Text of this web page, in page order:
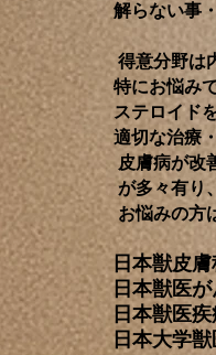
解らない事・
得意分野は
特にお悩みで
ステロイドを
適切な治療・
皮膚病が改善
が多々有り
お悩みの方は
日本獣皮
日本獣医
日本獣医疾
日本大学獣